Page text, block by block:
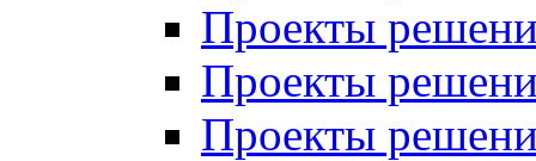
Проекты
Проекты
Проекты